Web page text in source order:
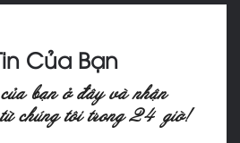
Của Bạn
baïn ôû ñaây vaø nhaän
chuùng toâi trong 24 giôø!